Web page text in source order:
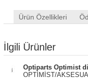
Ürün Özellikleri
İlgili Ürünler
Optiparts Optimist
OPTİMİST/